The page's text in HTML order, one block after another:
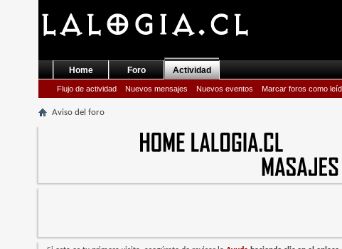
Home Foro Actividad
Flujo de actividad Nuevos mensajes Nuevos eventos Marcar foros como
Aviso del foro